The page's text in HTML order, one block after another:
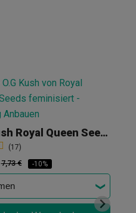
OG Kush Royal Queen Seeds
(17)
7,73 € -10%